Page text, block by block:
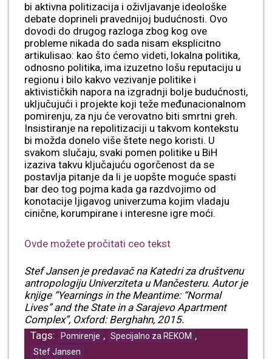
bi aktivna politizacija i oživljavanje ideološke
debate doprineli pravednijoj budućnosti. Ovo
dovodi do drugog razloga zbog kog ove
probleme nikada do sada nisam eksplicitno
artikulisao: kao što ćemo videti, lokalna politika,
odnosno politika, ima izuzetno lošu reputaciju u
regionu i bilo kakvo vezivanje politike i
aktivističkih napora na izgradnji bolje budućnosti,
uključujući i projekte koji teže međunacionalnom
pomirenju, za nju će verovatno biti smrtni greh.
Insistiranje na repolitizaciji u takvom kontekstu
bi možda donelo više štete nego koristi. U
svakom slučaju, svaki pomen politike u BiH
izaziva takvu ključajuću ogorčenost da se
postavlja pitanje da li je uopšte moguće spasti
bar deo tog pojma kada ga razdvojimo od
konotacije ljigavog univerzuma kojim vladaju
cinične, korumpirane i interesne igre moći.
Ovde možete pročitati ceo tekst
Stef Jansen je predavač na Katedri za društvenu
antropologiju Univerziteta u Mančesteru. Autor je
knjige “Yearnings in the Meantime: “Normal
Lives” and the State in a Sarajevo Apartment
Complex”, Oxford: Berghahn, 2015.
Tags:
Pomirenje , Specijalno za REKOM ,
Stef Jansen